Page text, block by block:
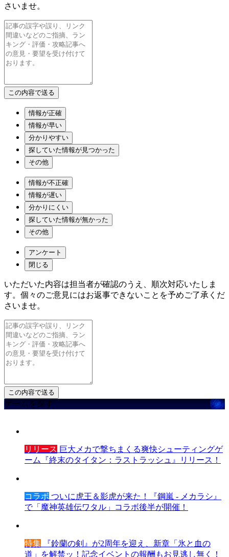
さいませ。
情報が正確
情報が早い
分かりやすい
探していた情報が見つかった
その他
情報が不正確
情報が遅い
分かりにくい
探していた情報が無かった
その他
アンケート
閉じる
いただいた内容は担当者が確認のうえ、順次対応いたしま
す。個々のご意見にはお返事できないことを予めご了承くだ
さいませ。
ゲームを探す
リリース 巨大メカで撃ちまくる爽快シューティングゲ
ーム『終末のタイタン：ラストラッシュ』リリース！
コラボ ついに虎王＆影虎が来た！『鋼嵐 - メカラシ』
で「魔神英雄伝ワタル」コラボ後半が開催！
特集 『鈴蘭の剣』が2周年を迎え、新章「氷と血の
道」を解禁ッ！記念イベントの報酬もお見逃し無く！